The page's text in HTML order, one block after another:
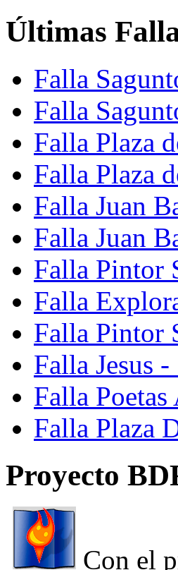
Últimas
Falla
Falla
Falla Plaza
Falla Plaza
Falla Juan
Falla Juan
Falla Pintor
Falla
Falla Pintor
Falla Jesus
Falla
Falla Plaza
Proyecto
Con el